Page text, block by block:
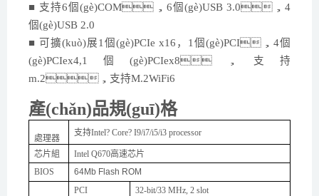
■ 支持6個(gè)COM， 6個(gè)USB 3.0，4
個(gè)USB 2.0
■ 可擴(kuò)展1個(gè)PCIe x16， 1 個(gè)PCI， 4個
(gè)PCIex4,1個(gè)PCIex8， 支持
m.2， 支持M.2WiFi6
產(chǎn)品規(guī)格
處理器
支持Intel? Core?I9/i7/i5/i3 processor
芯片組
Intel Q670高速芯片
BIOS
64Mb Flash ROM
PCI
32-bit/33 MHz, 2 slot